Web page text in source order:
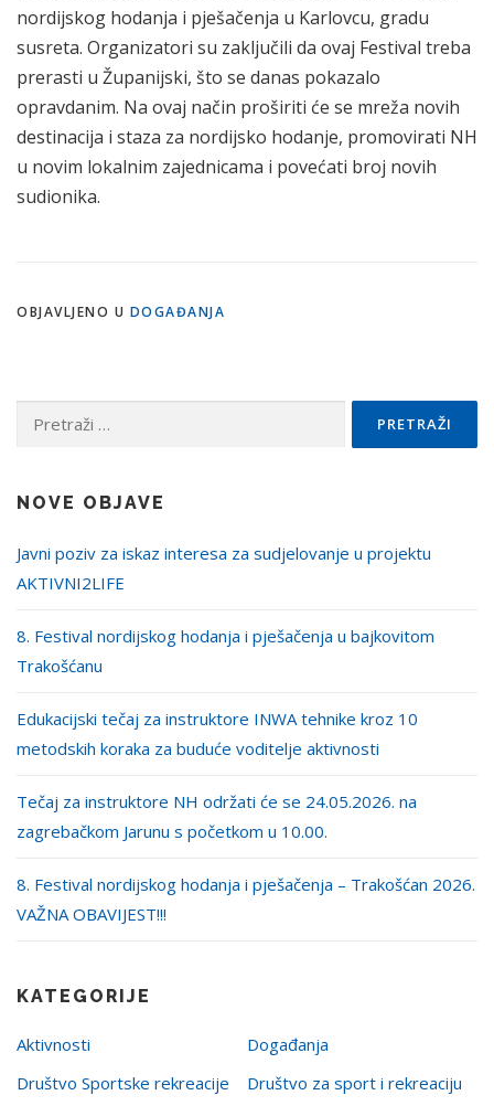
nordijskog hodanja i pješačenja u Karlovcu, gradu
susreta. Organizatori su zaključili da ovaj Festival treba
prerasti u Županijski, što se danas pokazalo
opravdanim. Na ovaj način proširiti će se mreža novih
destinacija i staza za nordijsko hodanje, promovirati NH
u novim lokalnim zajednicama i povećati broj novih
sudionika.
OBJAVLJENO U DOGAĐANJA
Pretraži:
NOVE OBJAVE
Javni poziv za iskaz interesa za sudjelovanje u projektu
AKTIVNI2LIFE
8. Festival nordijskog hodanja i pješačenja u bajkovitom
Trakošćanu
Edukacijski tečaj za instruktore INWA tehnike kroz 10
metodskih koraka za buduće voditelje aktivnosti
Tečaj za instruktore NH održati će se 24.05.2026. na
zagrebačkom Jarunu s početkom u 10.00.
8. Festival nordijskog hodanja i pješačenja – Trakošćan 2026.
VAŽNA OBAVIJEST!!!
KATEGORIJE
Aktivnosti
Događanja
Društvo Sportske rekreacije
Društvo za sport i rekreaciju